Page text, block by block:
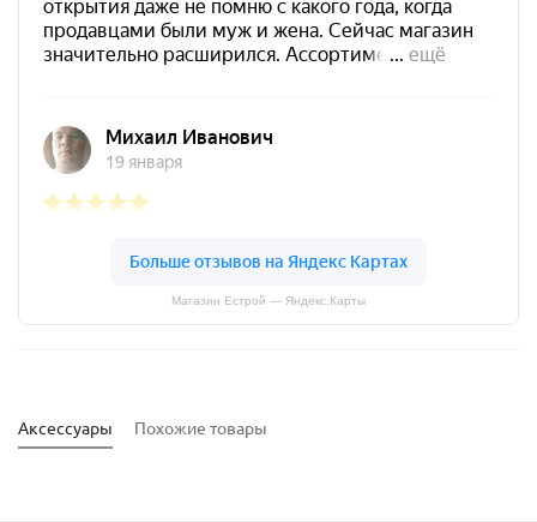
Магазин Естрой — Яндекс.Карты
Аксессуары Похожие товары